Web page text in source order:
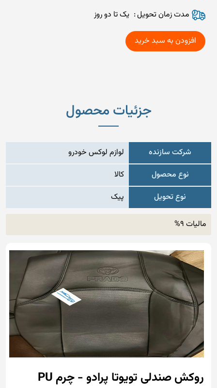
مدت زمان تحويل
یک تا دو روز
جزئیات محصول
شرکت سازنده
لوازم لوکس خودرو
نوع محصول
کالا
نوع تحویل
پیک
مالیات 9%
روکش صندلی تویوتا پرادو - چرم PU